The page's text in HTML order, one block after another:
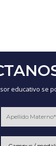
educativo se